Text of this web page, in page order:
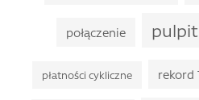
połączenie
płatności cykliczne rekord